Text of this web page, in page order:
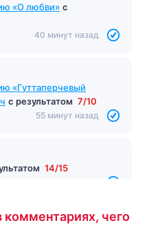
«О любви» с
40 минут назад
«Гуттаперчевый
с результатом 7/10
55 минут назад
14/15
чего